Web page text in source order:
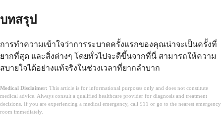
บทสรุป
การทำความเข้าใจว่าการระบาดครั้งแรกของคุณน่าจะเป็นครั้งที่
ยากที่สุด และสิ่งต่างๆ โดยทั่วไปจะดีขึ้นจากที่นี่ สามารถให้ความ
สบายใจได้อย่างแท้จริงในช่วงเวลาที่ยากลำบาก
Medical Disclaimer: This article is for informational purposes only and does not constitute
medical advice. Always consult a qualified healthcare provider for diagnosis and treatment
decisions. If you are experiencing a medical emergency, call 911 or go to the nearest emergency
room immediately.